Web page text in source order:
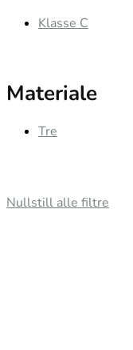
Klasse C
Materiale
Tre
Nullstill alle filtre